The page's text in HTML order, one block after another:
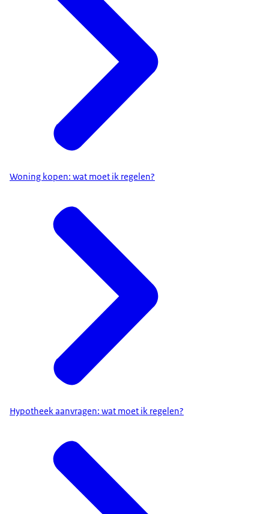
Woning kopen: wat moet ik regelen?
Hypotheek aanvragen: wat moet ik regelen?